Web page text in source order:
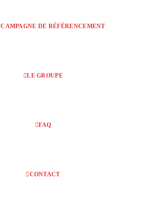
CAMPAGNE DE RÉFÉRENCEMENT
LE GROUPE
FAQ
CONTACT